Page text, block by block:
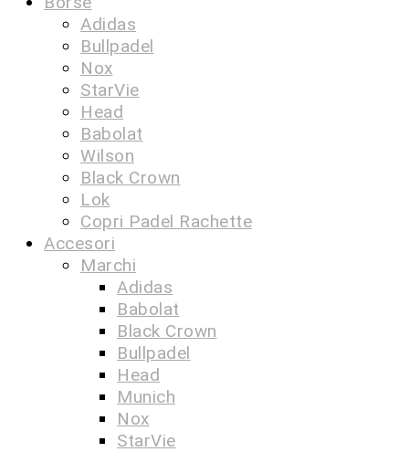
Adidas
Bullpadel
Nox
StarVie
Head
Babolat
Wilson
Black Crown
Lok
Copri Padel Rachette
Accesori
Marchi
Adidas
Babolat
Black Crown
Bullpadel
Head
Munich
Nox
StarVie